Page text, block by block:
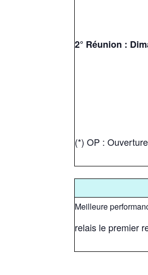
2° Réunion :
(*) OP :
Meilleure
relais le premier